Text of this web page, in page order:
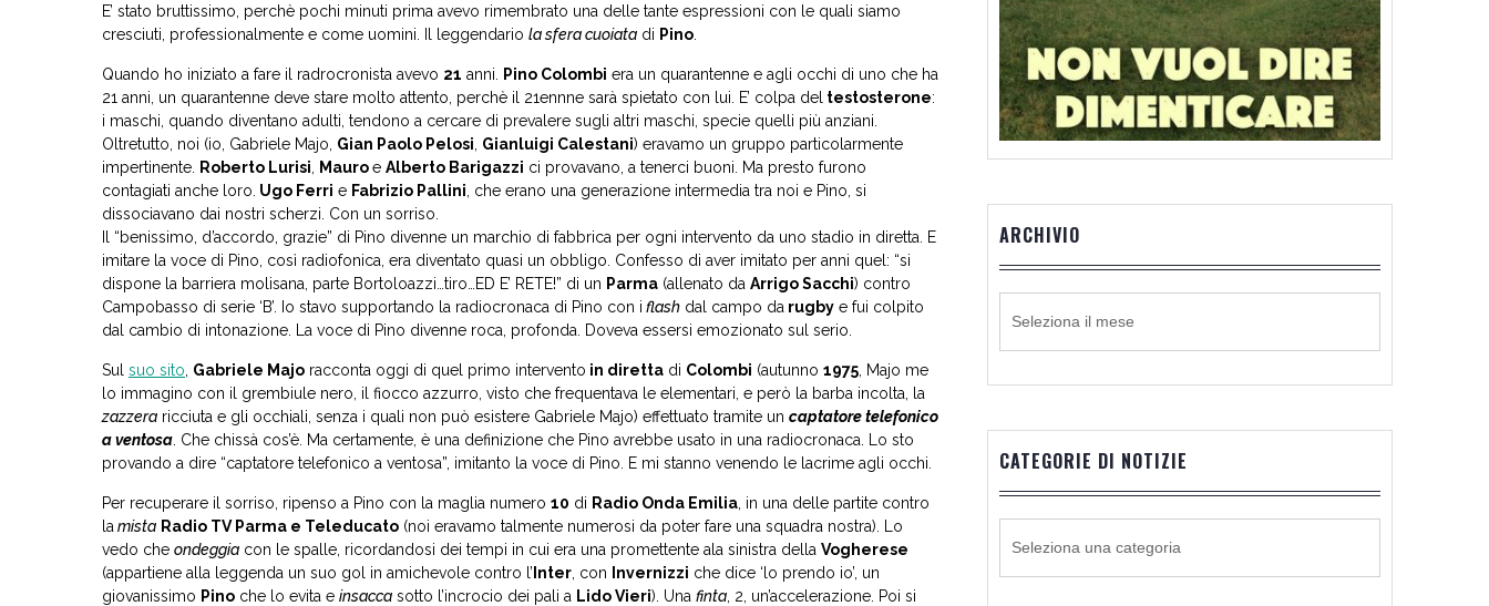
E’ stato bruttissimo, perchè pochi minuti prima avevo rimembrato una delle tante espressioni con le quali siamo
cresciuti, professionalmente e come uomini. Il leggendario la sfera cuoiata di Pino
Quando ho iniziato a fare il radrocronista avevo 21 anni. Pino Colombi era un quarantenne e agli occhi di uno che ha
21 anni, un quarantenne deve stare molto attento, perchè il 21ennne sarà spietato con lui. E’ colpa del testosterone:
i maschi, quando diventano adulti, tendono a cercare di prevalere sugli altri maschi, specie quelli più anziani.
Oltretutto, noi (io, Gabriele Majo, Gian Paolo Pelosi Gianluigi Calestani) eravamo un gruppo particolarmente
impertinente.
Roberto Lurisi Mauroe Alberto Barigazzi ci provavano, a tenerci buoni. Ma presto furono
contagiati anche loro. Ugo Ferri e Fabrizio Pallini , che erano una generazione intermedia tra noi e Pino, si
dissociavano dai nostri scherzi. Con un sorriso.
Il “benissimo, d’accordo, grazie” di Pino divenne un marchio di fabbrica per ogni intervento da uno stadio in diretta. E
imitare la voce di Pino, così radiofonica, era diventato quasi un obbligo. Confesso di aver imitato per anni quel: “si
dispone la barriera molisana, parte Bortoloazzi…tiro…ED E’ RETE!” di un Parma (allenato da Arrigo Sacchi) contro
Campobasso di serie ‘B’. Io stavo supportando la radiocronaca di Pino con i flash dal campo da rugby e fui colpito
dal cambio di intonazione. La voce di Pino divenne roca, profonda. Doveva essersi emozionato sul serio.
Sul suo sito Gabriele Majo racconta oggi di quel primo intervento in diretta di Colombi (autunno 1975 , Majo me
lo immagino con il grembiule nero, il fiocco azzurro, visto che frequentava le elementari, e però la barba incolta, la
zazzera ricciuta e gli occhiali, senza i quali non può esistere Gabriele Majo) effettuato tramite un captatore telefonico
a ventosa . Che chissà cos’è. Ma certamente, è una definizione che Pino avrebbe usato in una radiocronaca. Lo sto
provando a dire “captatore telefonico a ventosa”, imitanto la voce di Pino. E mi stanno venendo le lacrime agli occhi.
Per recuperare il sorriso, ripenso a Pino con la maglia numero 10 di Radio Onda Emilia , in una delle partite contro
la mista Radio TV Parma e Teleducato (noi eravamo talmente numerosi da poter fare una squadra nostra). Lo
vedo che ondeggia con le spalle, ricordandosi dei tempi in cui era una promettente ala sinistra della Vogherese
(appartiene alla leggenda un suo gol in amichevole contro l’ Inter , con Invernizzi che dice ‘lo prendo io’, un
giovanissimo Pino che lo evita e insacca sotto l’incrocio dei pali a Lido Vieri). Una finta , 2, un’accelerazione. Poi si
ARCHIVIO
CATEGORIE DI NOTIZIE
NOTIZIE